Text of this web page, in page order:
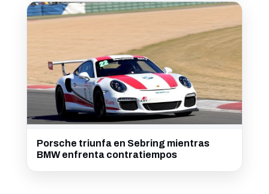
Porsche triunfa en Sebring mientras
BMW enfrenta contratiempos